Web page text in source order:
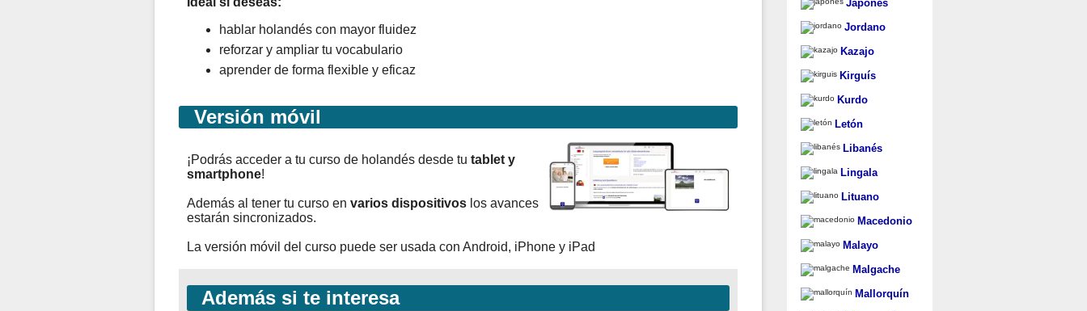
hablar holandés con mayor fluidez
reforzar y ampliar tu vocabulario
aprender de forma flexible y eficaz
Versión móvil
¡Podrás acceder a tu curso de holandés desde tu tablet y
smartphone!
Además al tener tu curso en varios dispositivoslos avances
estarán sincronizados.
La versión móvil del curso puede ser usada con Android, iPhone y iPad
Además si te interesa
Japonés
Jordano
Kazajo
Kirguís
Kurdo
Letón
Libanés
Lingala
Lituano
Macedonio
Malayo
Malgache
Mallorquín